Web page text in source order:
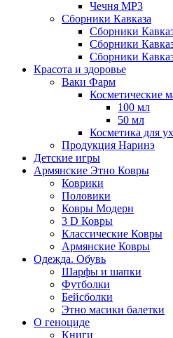
Чечня MP3
Сборники Кавказа
Сборники
Сборники
Сборники
Красота и здоровье
Ваки Фарм
Косметические
100 мл
50 мл
Косметика для
Продукция Наринэ
Детские игры
Армянские Этно Ковры
Коврики
Половики
Ковры Модерн
3 D Ковры
Классические Ковры
Армянские Ковры
Одежда. Обувь
Шарфы и шапки
Футболки
Бейсболки
Этно масики балетки
О геноциде
Книги